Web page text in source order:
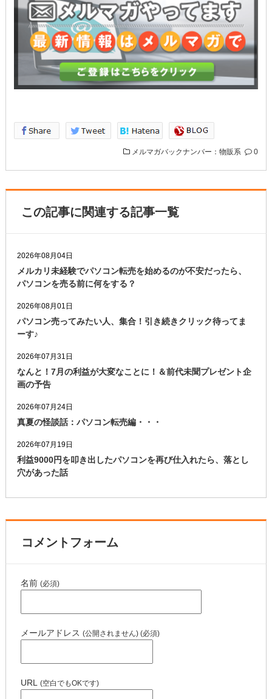
メルマガバックナンバー：物販系 0
この記事に関連する記事一覧
2026年08月04日
メルカリ未経験でパソコン転売を始めるのが不安だったら、
パソコンを売る前に何をする？
2026年08月01日
パソコン売ってみたい人、集合！引き続きクリック待ってま
ーす♪
2026年07月31日
なんと！7月の利益が大変なことに！＆前代未聞プレゼント企
画の予告
2026年07月24日
真夏の怪談話：パソコン転売編・・・
2026年07月19日
利益9000円を叩き出したパソコンを再び仕入れたら、落とし
穴があった話
コメントフォーム
名前 (必須)
メールアドレス (公開されません) (必須)
URL (空白でもOKです)